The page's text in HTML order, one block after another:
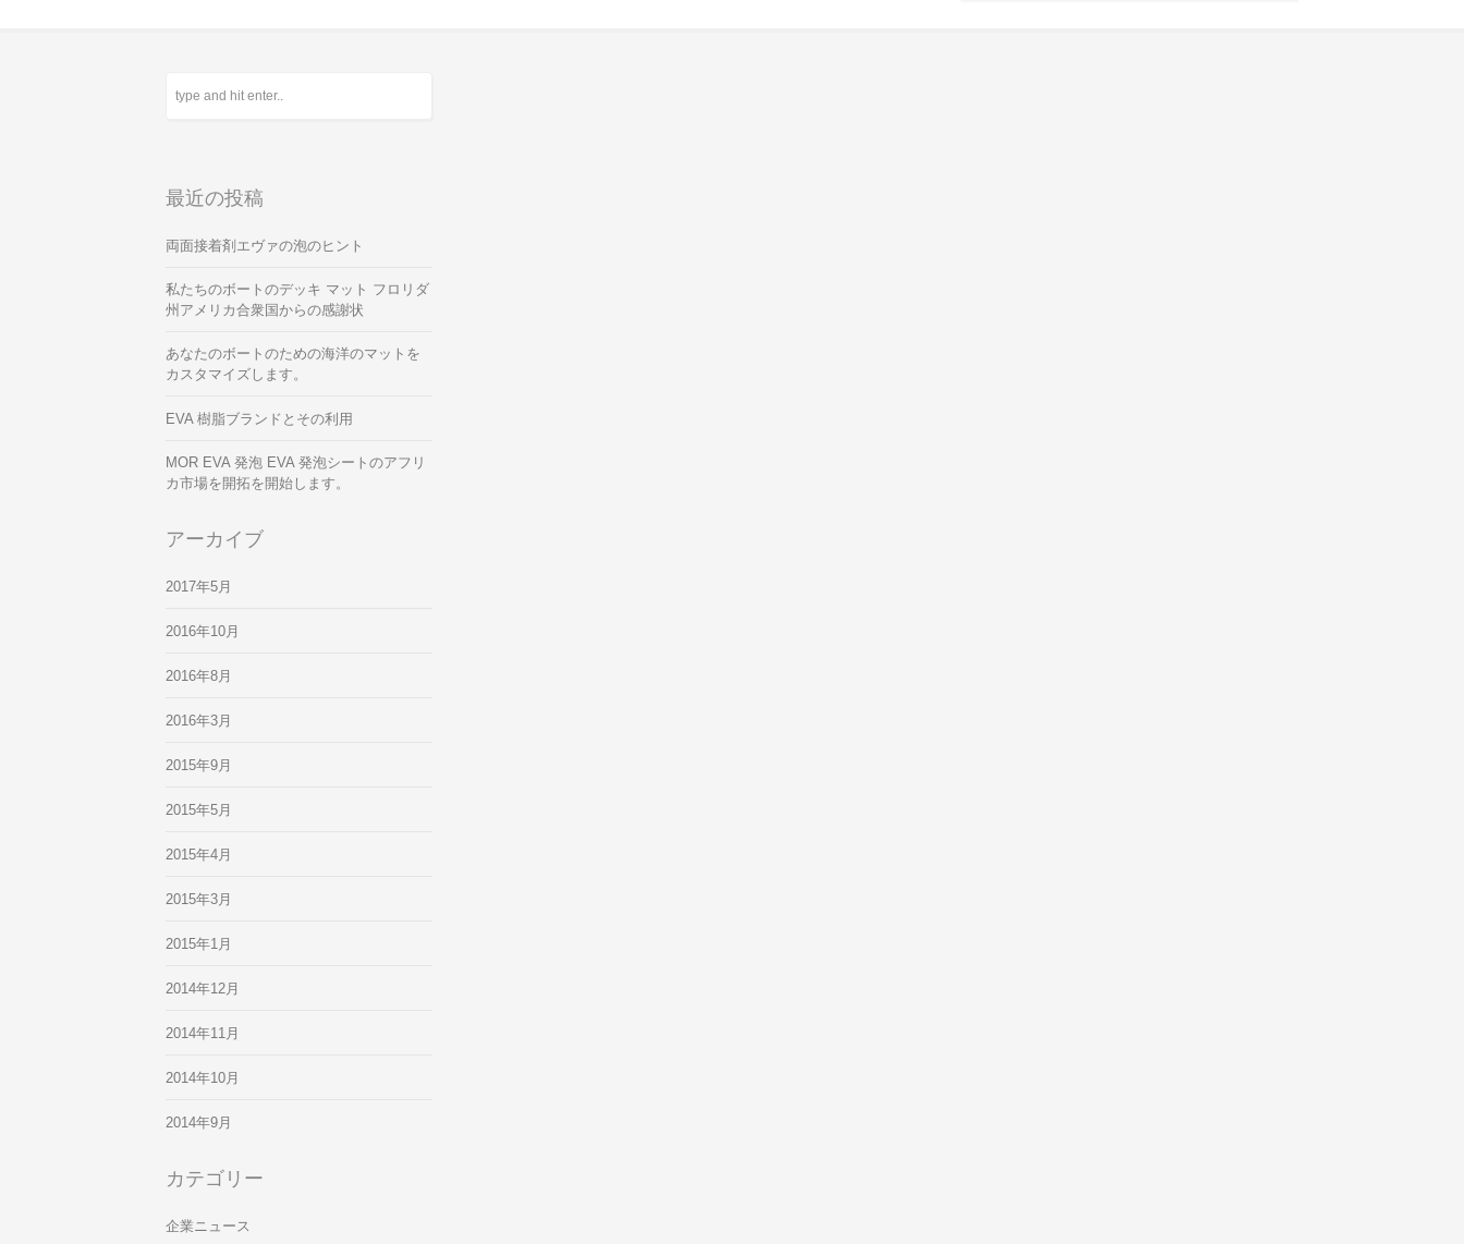
最近の投稿
両面接着剤エヴァの泡のヒント
私たちのボートのデッキ マット フロリダ
州アメリカ合衆国からの感謝状
あなたのボートのための海洋のマットを
カスタマイズします。
EVA 樹脂ブランドとその利用
MOR EVA 発泡 EVA 発泡シートのアフリ
カ市場を開拓を開始します。
アーカイブ
2017年5月
2016年10月
2016年8月
2016年3月
2015年9月
2015年5月
2015年4月
2015年3月
2015年1月
2014年12月
2014年11月
2014年10月
2014年9月
カテゴリー
企業ニュース